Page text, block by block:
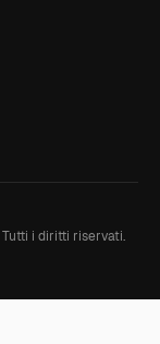
Tutti i diritti riservati.